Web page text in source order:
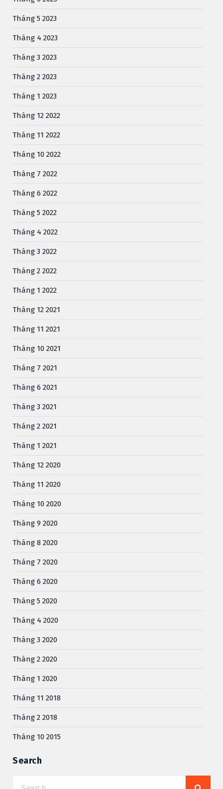
Tháng 5 2023
Tháng 4 2023
Tháng 3 2023
Tháng 2 2023
Tháng 1 2023
Tháng 12 2022
Tháng 11 2022
Tháng 10 2022
Tháng 7 2022
Tháng 6 2022
Tháng 5 2022
Tháng 4 2022
Tháng 3 2022
Tháng 2 2022
Tháng 1 2022
Tháng 12 2021
Tháng 11 2021
Tháng 10 2021
Tháng 7 2021
Tháng 6 2021
Tháng 3 2021
Tháng 2 2021
Tháng 1 2021
Tháng 12 2020
Tháng 11 2020
Tháng 10 2020
Tháng 9 2020
Tháng 8 2020
Tháng 7 2020
Tháng 6 2020
Tháng 5 2020
Tháng 4 2020
Tháng 3 2020
Tháng 2 2020
Tháng 1 2020
Tháng 11 2018
Tháng 2 2018
Tháng 10 2015
Search